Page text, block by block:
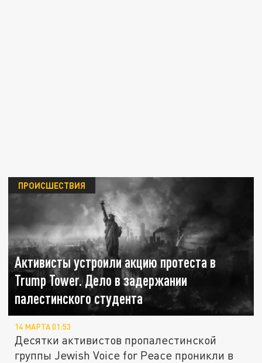
Активисты устроили акцию протеста в
Trump Tower. Дело в задержании
палестинского студента
ПРОИСШЕСТВИЯ
14 МАРТА 01:53
Десятки активистов пропалестинской
группы Jewish Voice for Peace проникли в